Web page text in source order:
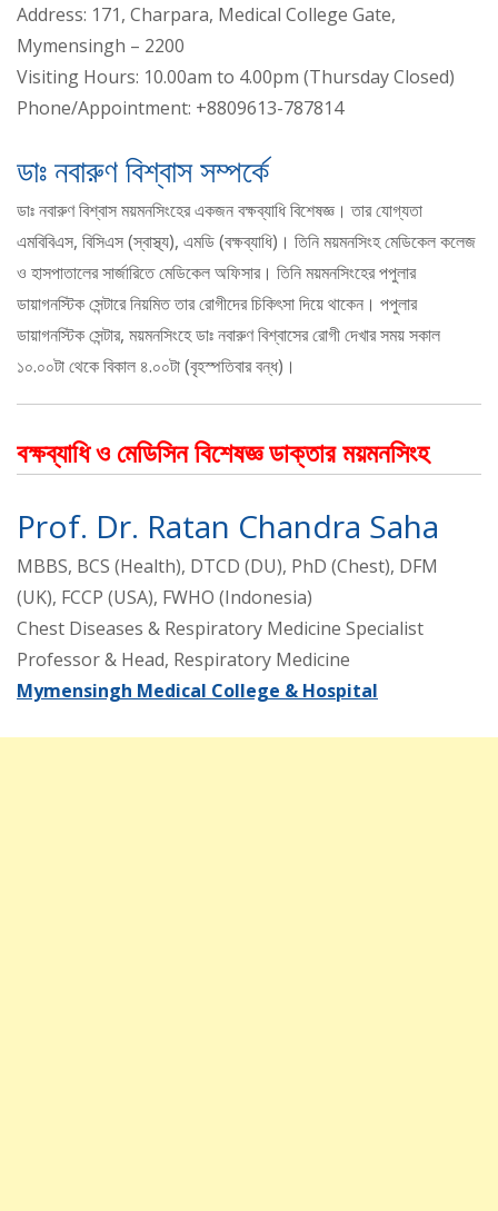
Address: 171, Charpara, Medical College Gate,
Mymensingh – 2200
Visiting Hours: 10.00am to 4.00pm (Thursday Closed)
Phone/Appointment: +8809613-787814
ডাঃ নবারুণ বিশ্বাস সম্পর্কে
ডাঃ নবারুণ বিশ্বাস ময়মনসিংহের একজন বক্ষব্যাধি বিশেষজ্ঞ। তার যোগ্যতা
এমবিবিএস, বিসিএস (স্বাস্থ্য), এমডি (বক্ষব্যাধি)। তিনি ময়মনসিংহ মেডিকেল কলেজ
ও হাসপাতালের সার্জারিতে মেডিকেল অফিসার। তিনি ময়মনসিংহের পপুলার
ডায়াগনস্টিক সেন্টারে নিয়মিত তার রোগীদের চিকিৎসা দিয়ে থাকেন। পপুলার
ডায়াগনস্টিক সেন্টার, ময়মনসিংহে ডাঃ নবারুণ বিশ্বাসের রোগী দেখার সময় সকাল
১০.০০টা থেকে বিকাল ৪.০০টা (বৃহস্পতিবার বন্ধ)।
বক্ষব্যাধি ও মেডিসিন বিশেষজ্ঞ ডাক্তার ময়মনসিংহ
Prof. Dr. Ratan Chandra Saha
MBBS, BCS (Health), DTCD (DU), PhD (Chest), DFM
(UK), FCCP (USA), FWHO (Indonesia)
Chest Diseases & Respiratory Medicine Specialist
Professor & Head, Respiratory Medicine
Mymensingh Medical College & Hospital